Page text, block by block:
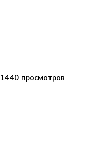
1440 просмотров